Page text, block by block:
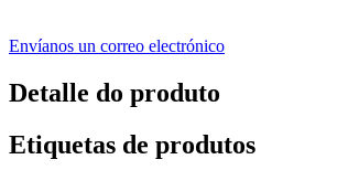
Envíanos un correo electrónico
Detalle do produto
Etiquetas de produtos